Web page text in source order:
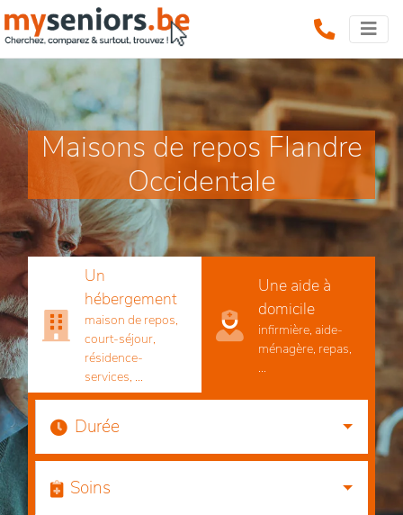
Maisons de repos Flandre
Occidentale
Un
hébergement
maison de repos,
court-séjour,
résidence-
services, ...
Une aide à
domicile
infirmière, aide-
ménagère, repas,
...
Durée
Soins